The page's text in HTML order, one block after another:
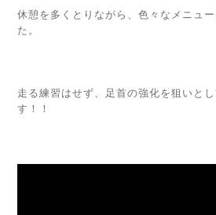
休憩を多くとりながら、色々なメニュ
た。
走る練習はせず、足首の強化を狙いと
す！！